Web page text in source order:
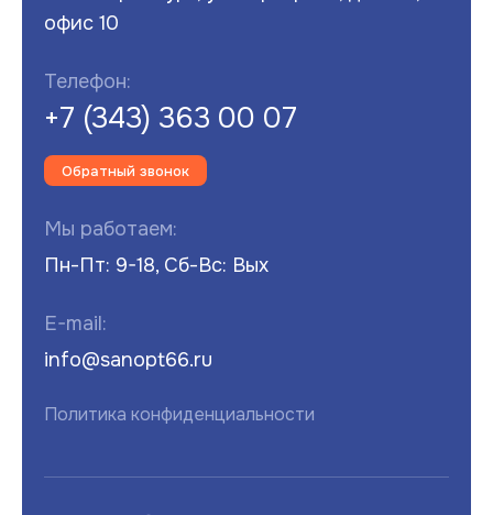
офис 10
Телефон:
+7 (343) 363 00 07
Обратный звонок
Мы работаем:
Пн-Пт: 9-18, Сб-Вс: Вых
E-mail:
info@sanopt66.ru
Политика конфиденциальности